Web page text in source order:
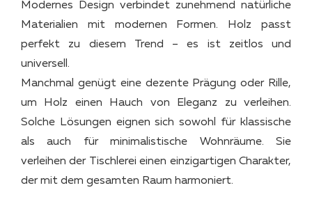
Modernes Design verbindet zunehmend natürliche
Materialien mit modernen Formen. Holz passt
perfekt zu diesem Trend – es ist zeitlos und
universell.
Manchmal genügt eine dezente Prägung oder Rille,
um Holz einen Hauch von Eleganz zu verleihen.
Solche Lösungen eignen sich sowohl für klassische
als auch für minimalistische Wohnräume. Sie
verleihen der Tischlerei einen einzigartigen Charakter,
der mit dem gesamten Raum harmoniert.